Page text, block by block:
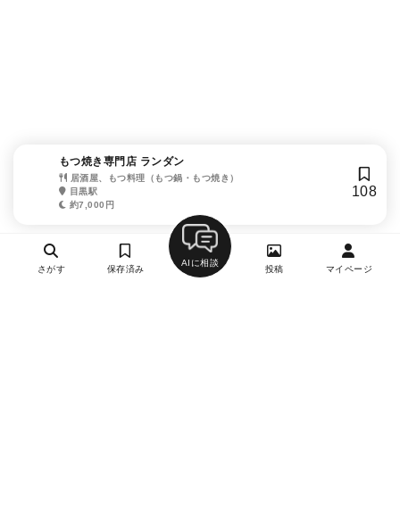
もつ焼き専門店 ランダン
居酒屋、もつ料理（もつ鍋・もつ焼き）
目黒駅
約7,000円
108
さがす 保存済み
AIに相談
投稿 マイページ